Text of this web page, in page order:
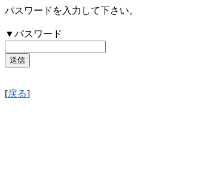
パスワードを入力して下さい。
▼パスワード
[戻る]